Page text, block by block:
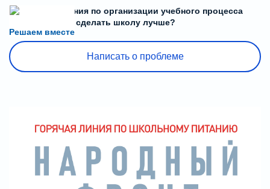
Решаем вместе
Есть предложения по организации учебного процесса
или знаете, как сделать школу лучше?
Написать о проблеме